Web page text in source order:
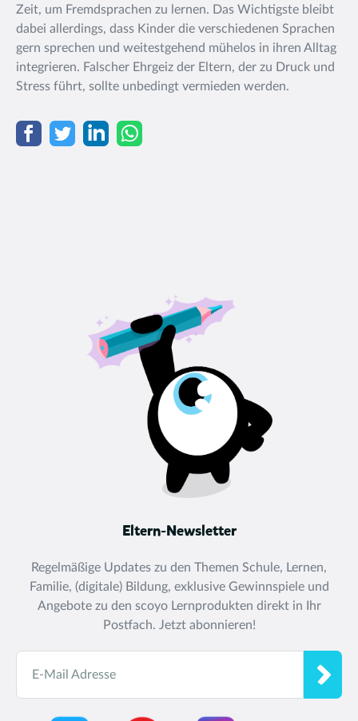
Zeit, um Fremdsprachen zu lernen. Das Wichtigste bleibt
dabei allerdings, dass Kinder die verschiedenen Sprachen
gern sprechen und weitestgehend mühelos in ihren Alltag
integrieren. Falscher Ehrgeiz der Eltern, der zu Druck und
Stress führt, sollte unbedingt vermieden werden.
Eltern-Newsletter
Regelmäßige Updates zu den Themen Schule, Lernen,
Familie, (digitale) Bildung, exklusive Gewinnspiele und
Angebote zu den scoyo Lernprodukten direkt in Ihr
Postfach. Jetzt abonnieren!
E-Mail Adresse